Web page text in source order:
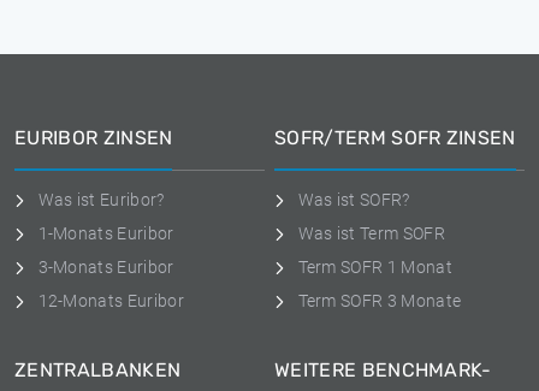
EURIBOR ZINSEN
Was ist Euribor?
1-Monats Euribor
3-Monats Euribor
12-Monats Euribor
SOFR/TERM SOFR ZINSEN
Was ist SOFR?
Was ist Term SOFR
Term SOFR 1 Monat
Term SOFR 3 Monate
ZENTRALBANKEN
WEITERE BENCHMARK-